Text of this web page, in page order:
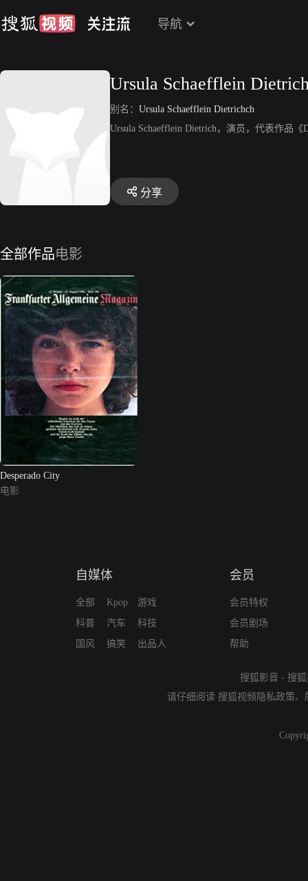
导航
Ursula Schaefflein
别名： Ursula Schaefflein Dietrichch
Ursula Schaefflein Dietrich，演员，代表作品《
分享
全部作品电影
Desperado City
电影
自媒体
全部
科普
国风
Kpop
汽车
搞笑
游戏
科技
出品人
会员
会员特权
会员剧场
帮助
搜狐影音 - 搜
请仔细阅读 搜狐视频隐私政策、